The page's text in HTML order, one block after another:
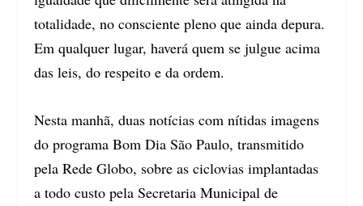
totalidade, no consciente pleno que ainda depura.
Em qualquer lugar, haverá quem se julgue acima
das leis, do respeito e da ordem.
Nesta manhã, duas notícias com nítidas imagens
do programa Bom Dia São Paulo, transmitido
pela Rede Globo, sobre as ciclovias implantadas
a todo custo pela Secretaria Municipal de